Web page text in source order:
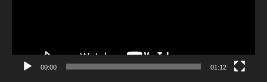
00:00 01:12